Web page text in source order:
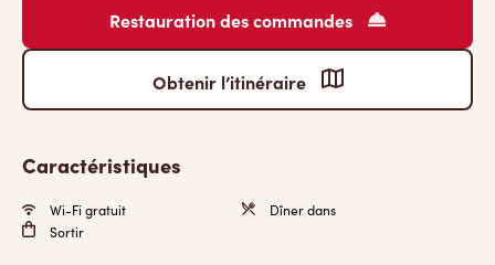
Restauration des commandes
Obtenir l’itinéraire
Caractéristiques
Wi-Fi gratuit
Dîner dans
Sortir